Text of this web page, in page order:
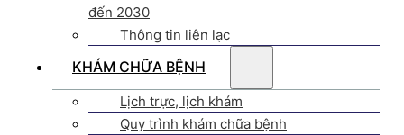
đến 2030
Thông tin liên lạc
KHÁM CHỮA BỆNH
Lịch trực, lịch khám
Quy trình khám chữa bệnh